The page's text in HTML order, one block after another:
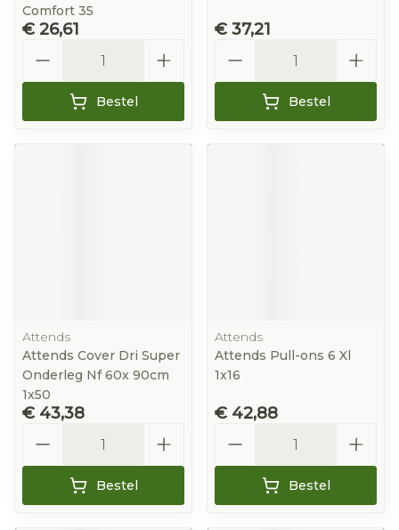
Comfort 35
€ 26,61
Bestel
€ 37,21
Bestel
Attends
Attends Cover Dri Super
Onderleg Nf 60x 90cm
1x50
€ 43,38
Bestel
Attends
Attends Pull-ons 6 Xl
1x16
€ 42,88
Bestel